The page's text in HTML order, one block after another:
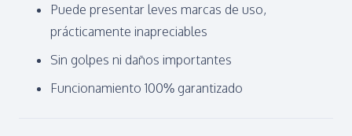
Puede presentar leves marcas de uso,
prácticamente inapreciables
Sin golpes ni daños importantes
Funcionamiento 100% garantizado